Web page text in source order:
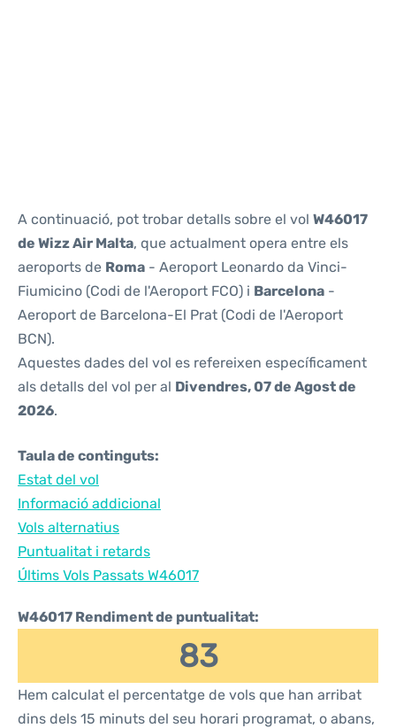
A continuació, pot trobar detalls sobre el vol W46017
de Wizz Air Malta, que actualment opera entre els
aeroports de Roma - Aeroport Leonardo da Vinci-
Fiumicino (Codi de l'Aeroport FCO) i Barcelona -
Aeroport de Barcelona-El Prat (Codi de l'Aeroport
BCN).
Aquestes dades del vol es refereixen específicament
als detalls del vol per al Divendres, 07 de Agost de
2026.
Taula de continguts:
Estat del vol
Informació addicional
Vols alternatius
Puntualitat i retards
Últims Vols Passats W46017
W46017 Rendiment de puntualitat:
83
Hem calculat el percentatge de vols que han arribat
dins dels 15 minuts del seu horari programat, o abans,